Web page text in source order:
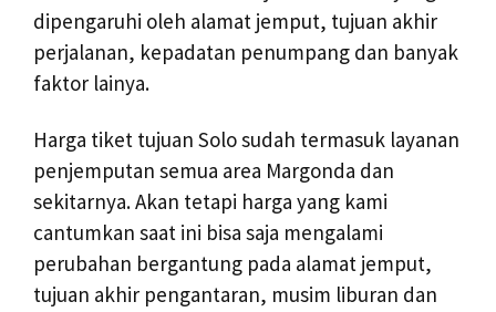
dipengaruhi oleh alamat jemput, tujuan akhir
perjalanan, kepadatan penumpang dan banyak
faktor lainya.
Harga tiket tujuan Solo sudah termasuk layanan
penjemputan semua area Margonda dan
sekitarnya. Akan tetapi harga yang kami
cantumkan saat ini bisa saja mengalami
perubahan bergantung pada alamat jemput,
tujuan akhir pengantaran, musim liburan dan